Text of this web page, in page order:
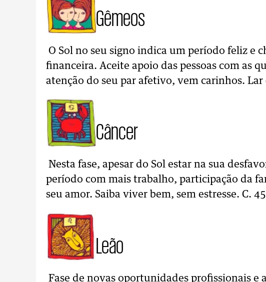
Gêmeos
O Sol no seu signo indica um período feliz e
financeira. Aceite apoio das pessoas com as
atenção do seu par afetivo, vem carinhos.
Câncer
Nesta fase, apesar do Sol estar na sua
período com mais trabalho, participação da
seu amor. Saiba viver bem, sem estresse. C.
Leão
Fase de novas oportunidades profissionais e